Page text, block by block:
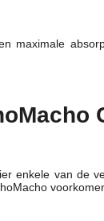
maximale
enkele van de